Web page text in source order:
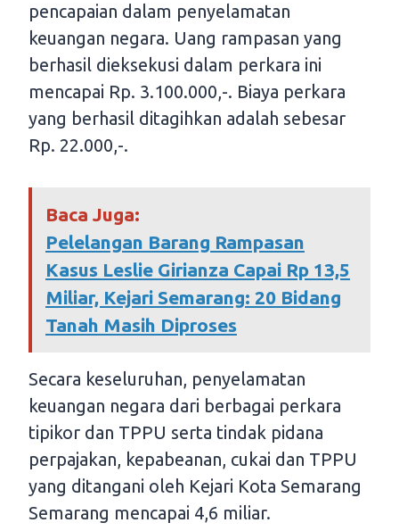
pencapaian dalam penyelamatan
keuangan negara. Uang rampasan yang
berhasil dieksekusi dalam perkara ini
mencapai Rp. 3.100.000,-. Biaya perkara
yang berhasil ditagihkan adalah sebesar
Rp. 22.000,-.
Baca Juga:
Pelelangan Barang Rampasan
Kasus Leslie Girianza Capai Rp 13,5
Miliar, Kejari Semarang: 20 Bidang
Tanah Masih Diproses
Secara keseluruhan, penyelamatan
keuangan negara dari berbagai perkara
tipikor dan TPPU serta tindak pidana
perpajakan, kepabeanan, cukai dan TPPU
yang ditangani oleh Kejari Kota Semarang
Semarang mencapai 4,6 miliar.